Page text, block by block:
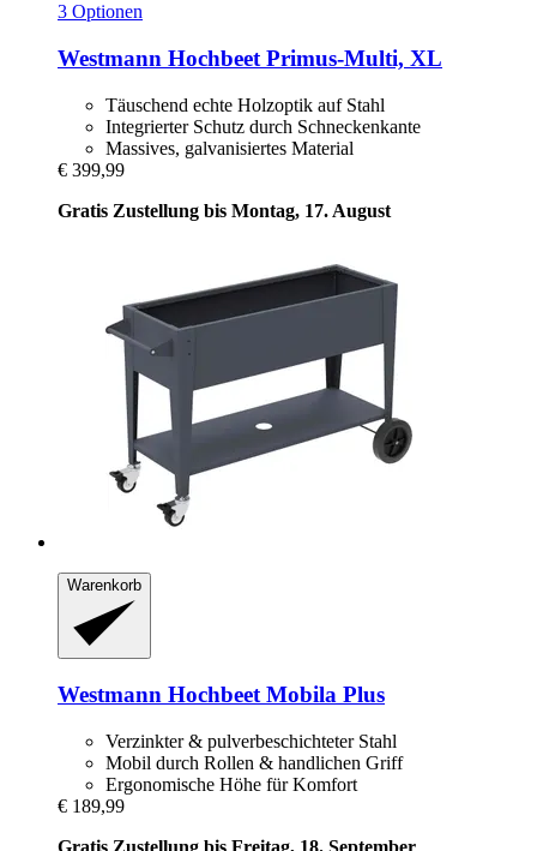
3 Optionen
Westmann Hochbeet Primus-​Multi, XL
Täuschend echte Holzoptik auf Stahl
Integrierter Schutz durch Schneckenkante
Massives, galvanisiertes Material
€ 399,99
Gratis Zustellung bis Montag, 17. August
Warenkorb
Westmann Hochbeet Mobila Plus
Verzinkter & pulverbeschichteter Stahl
Mobil durch Rollen & handlichen Griff
Ergonomische Höhe für Komfort
€ 189,99
Gratis Zustellung bis Freitag, 18. September